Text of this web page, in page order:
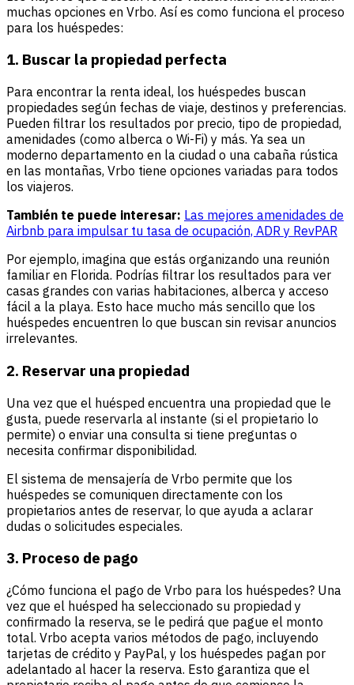
muchas opciones en Vrbo. Así es como funciona el proceso
para los huéspedes:
1. Buscar la propiedad perfecta
Para encontrar la renta ideal, los huéspedes buscan
propiedades según fechas de viaje, destinos y preferencias.
Pueden filtrar los resultados por precio, tipo de propiedad,
amenidades (como alberca o Wi-Fi) y más. Ya sea un
moderno departamento en la ciudad o una cabaña rústica
en las montañas, Vrbo tiene opciones variadas para todos
los viajeros.
También te puede interesar: Las mejores amenidades de
Airbnb para impulsar tu tasa de ocupación, ADR y RevPAR
Por ejemplo, imagina que estás organizando una reunión
familiar en Florida. Podrías filtrar los resultados para ver
casas grandes con varias habitaciones, alberca y acceso
fácil a la playa. Esto hace mucho más sencillo que los
huéspedes encuentren lo que buscan sin revisar anuncios
irrelevantes.
2. Reservar una propiedad
Una vez que el huésped encuentra una propiedad que le
gusta, puede reservarla al instante (si el propietario lo
permite) o enviar una consulta si tiene preguntas o
necesita confirmar disponibilidad.
El sistema de mensajería de Vrbo permite que los
huéspedes se comuniquen directamente con los
propietarios antes de reservar, lo que ayuda a aclarar
dudas o solicitudes especiales.
3. Proceso de pago
¿Cómo funciona el pago de Vrbo para los huéspedes? Una
vez que el huésped ha seleccionado su propiedad y
confirmado la reserva, se le pedirá que pague el monto
total. Vrbo acepta varios métodos de pago, incluyendo
tarjetas de crédito y PayPal, y los huéspedes pagan por
adelantado al hacer la reserva. Esto garantiza que el